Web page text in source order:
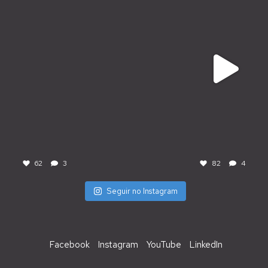
62 3 82 4
Seguir no Instagram
Facebook Instagram YouTube LinkedIn